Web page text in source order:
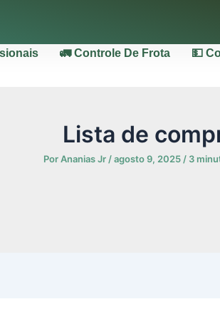
🚛 Controle De Frota 💵
Lista de
PorAnanias Jr /agosto 9, 2025 / 3